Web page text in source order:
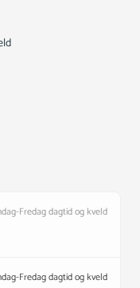
Fredag dagtid og kveld
å få mer informasjon
Fredag dagtid og kveld